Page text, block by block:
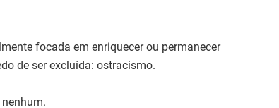
focada em enriquecer ou permanecer
de ser excluída: ostracismo.